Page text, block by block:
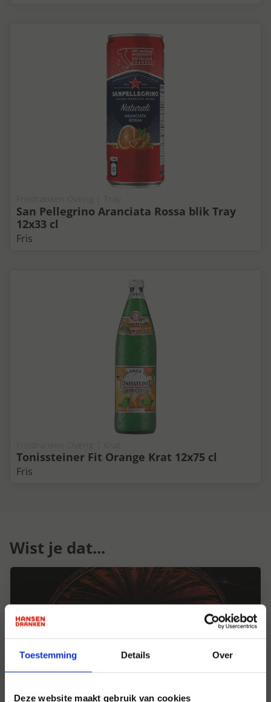
Toestemming Details Over
Deze website maakt gebruik van cookies
San Pellegrino Aranciata Rossa blik Tray
12x33 cl
Fris
Tonissteiner Fit Orange Krat 12x75 cl
Fris
Wist je dat...